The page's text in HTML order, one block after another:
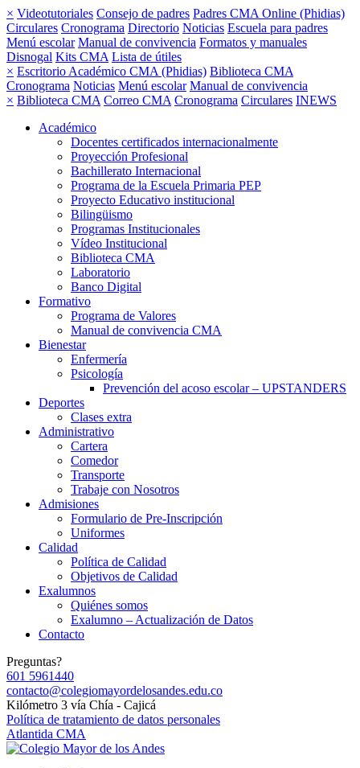
× Videotutoriales Consejo de padres Padres CMA Online (Phidias)
Circulares Cronograma Directorio Noticias Escuela para padres
Menú escolar Manual de convivencia Formatos y manuales
Disnogal Kits CMA Lista de útiles
× Escritorio Académico CMA (Phidias) Biblioteca CMA
Cronograma Noticias Menú escolar Manual de convivencia
× Biblioteca CMA Correo CMA Cronograma Circulares INEWS
Académico
Docentes certificados internacionalmente
Proyección Profesional
Bachillerato Internacional
Programa de la Escuela Primaria PEP
Proyecto Educativo institucional
Bilingüismo
Programas Institucionales
Vídeo Institucional
Biblioteca CMA
Laboratorio
Banco Digital
Formativo
Programa de Valores
Manual de convivencia CMA
Bienestar
Enfermería
Psicología
Prevención del acoso escolar – UPSTANDERS
Deportes
Clases extra
Administrativo
Cartera
Comedor
Transporte
Trabaje con Nosotros
Admisiones
Formulario de Pre-Inscripción
Uniformes
Calidad
Política de Calidad
Objetivos de Calidad
Exalumnos
Quiénes somos
Exalumno – Actualización de Datos
Contacto
Preguntas?
601 5961440
contacto@colegiomayordelosandes.edu.co
Kilómetro 3 vía Chía - Cajicá
Política de tratamiento de datos personales
Atlantida CMA